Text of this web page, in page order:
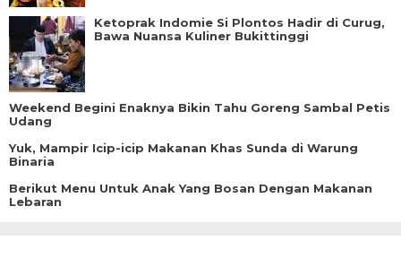
Ketoprak Indomie Si Plontos Hadir di Curug,
Bawa Nuansa Kuliner Bukittinggi
Weekend Begini Enaknya Bikin Tahu Goreng Sambal Petis
Udang
Yuk, Mampir Icip-icip Makanan Khas Sunda di Warung
Binaria
Berikut Menu Untuk Anak Yang Bosan Dengan Makanan
Lebaran